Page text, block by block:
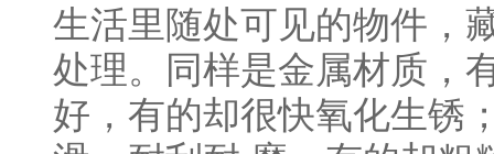
生活里随处可见的物件
处理。同样是金属材质，
好，有的却很快氧化生锈